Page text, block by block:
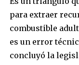
para extraer
combustible
es un error
concluyó la